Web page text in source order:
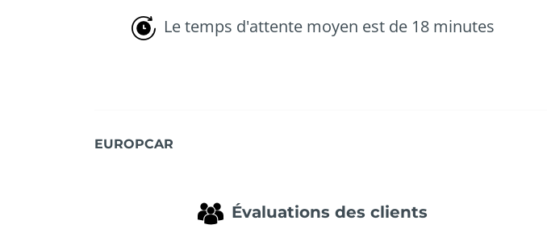
Le temps d'attente moyen est de 18 minutes
EUROPCAR
Évaluations des clients